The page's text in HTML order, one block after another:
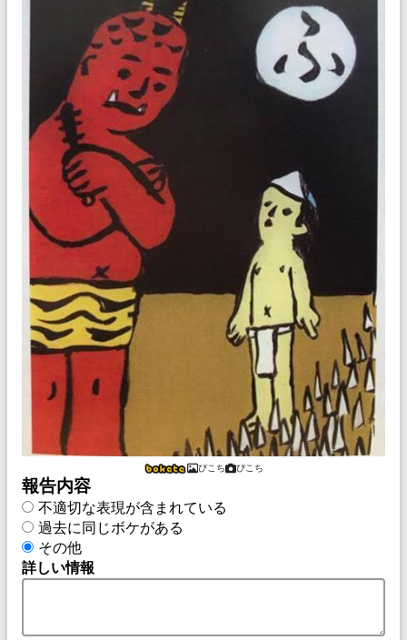
ぴこち ぴこち
報告内容
不適切な表現が含まれている
過去に同じボケがある
その他
詳しい情報